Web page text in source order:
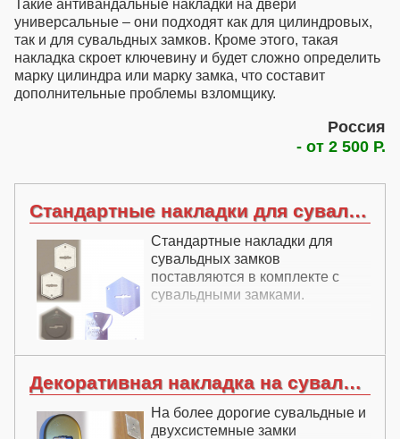
Такие антивандальные накладки на двери
универсальные – они подходят как для цилиндровых,
так и для сувальдных замков. Кроме этого, такая
накладка скроет ключевину и будет сложно определить
марку цилиндра или марку замка, что составит
дополнительные проблемы взломщику.
Россия
- от 2 500 Р.
Стандартные накладки для сувальдных замков
Стандартные накладки для
сувальдных замков
поставляются в комплекте с
сувальдными замками.
Декоративная накладка на сувальдный замок
На более дорогие сувальдные и
двухсистемные замки